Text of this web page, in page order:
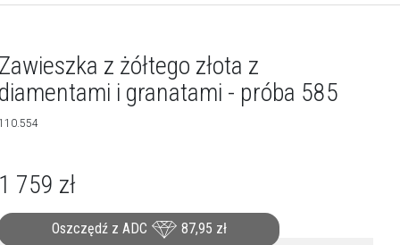
z żółtego złota z
i granatami - próba 585
759 zł
Oszczędź z ADC 87,95 zł